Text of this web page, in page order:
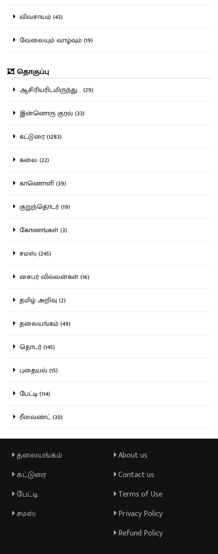
விவசாயம் (43)
வேலையும் வாழ்வும் (19)
தொகுப்பு
ஆசிரியரிடமிருந்து... (29)
இன்னொரு குரல் (33)
கட்டுரை (1283)
கலை (22)
காணொளி (39)
குறுந்தொடர் (19)
கோணங்கள் (3)
சமஸ் (245)
சைபர் வில்லன்கள் (16)
தமிழ் அறிவு (2)
தலையங்கம் (49)
தொடர் (145)
புதையல் (15)
பேட்டி (114)
ரீவைண்ட் (30)
தலையங்கம்
கட்டுரை
பேட்டி
சமஸ்
About us
Contact us
Terms of Use
Privacy Policy
Refund Policy